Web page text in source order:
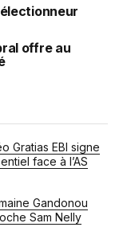
offre au
Gratias EBI signe
face à l’AS
Gandonou
Sam Nelly